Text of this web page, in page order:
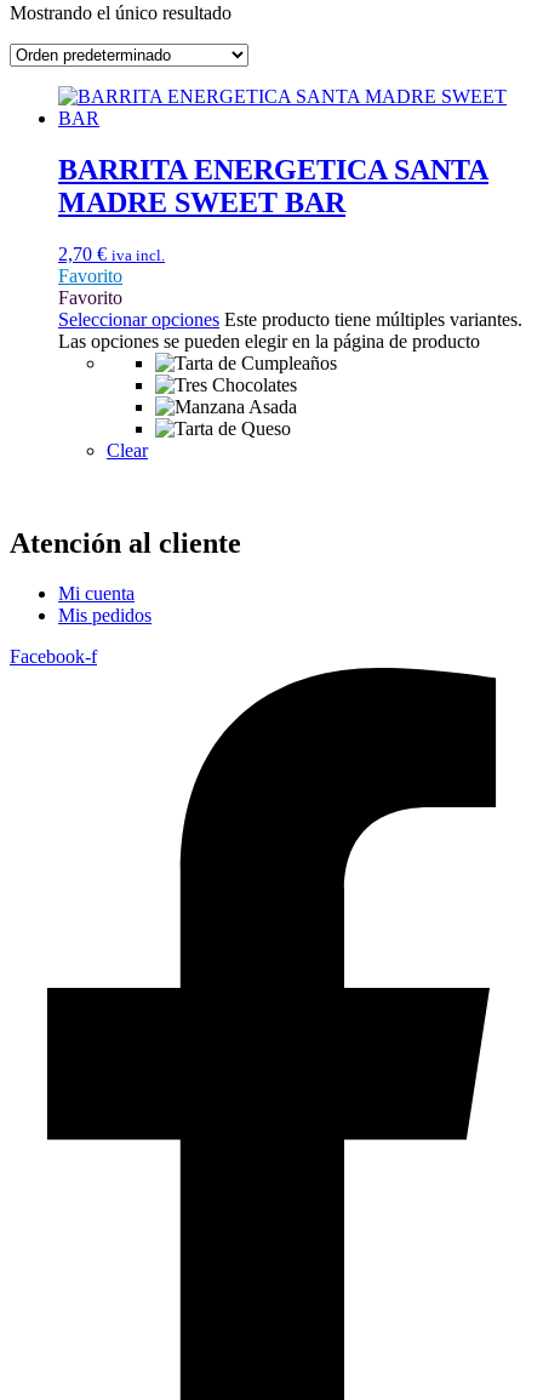
Mostrando el único resultado
BARRITA ENERGETICA SANTA
MADRE SWEET BAR
2,70 € iva incl.
Favorito
Favorito
Seleccionar opciones Este producto tiene múltiples variantes.
Las opciones se pueden elegir en la página de producto
Clear
Atención al cliente
Mi cuenta
Mis pedidos
Facebook-f